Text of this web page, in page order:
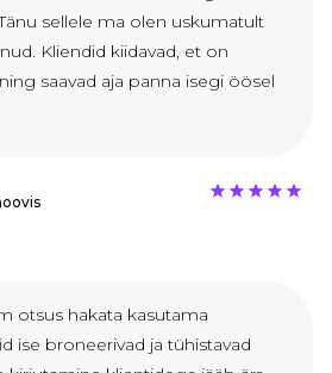
sellele ma olen uskumatult
Kliendid kiidavad, et on
saavad aja panna isegi öösel
otsus hakata kasutama
ise broneerivad ja tühistavad